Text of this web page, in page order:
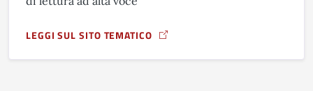
LEGGI SUL SITO TEMATICO
A PROPOSITO DI ULP! UNA LINGUA IN PIÙ IN BIBLIOTECA